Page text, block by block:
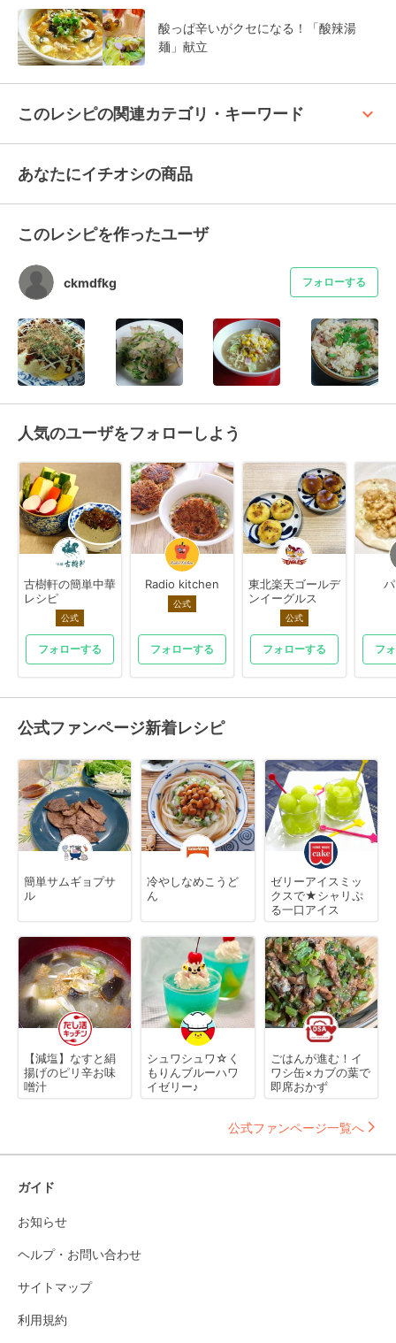
酸っぱ辛いがクセになる！「酸辣湯
麺」献立
このレシピの関連カテゴリ・キーワード keyboard_arrow_up
あなたにイチオシの商品
このレシピを作ったユーザ
ckmdfkg フォローする
人気のユーザをフォローしよう
古樹軒の簡単中華
レシピ
公式
フォローする
Radio kitchen
公式
フォローする
東北楽天ゴールデ
ンイーグルス
公式
フォローする フ
公式ファンページ新着レシピ
簡単サムギョプサ
ル
冷やしなめこうど
ん
ゼリーアイスミッ
クスで★シャリぷ
る一口アイス
【減塩】なすと絹
揚げのピリ辛お味
噌汁
シュワシュワ☆く
もりんブルーハワ
イゼリー♪
ごはんが進む！イ
ワシ缶×カブの葉で
即席おかず
公式ファンページ一覧へ
ガイド
お知らせ
ヘルプ・お問い合わせ
サイトマップ
利用規約